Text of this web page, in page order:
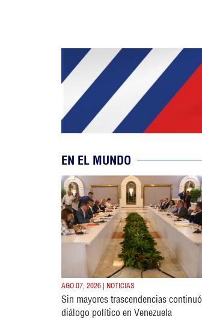
EN EL MUNDO
AGO 07, 2026 | NOTICIAS
Sin mayores trascendencias continuó
diálogo político en Venezuela